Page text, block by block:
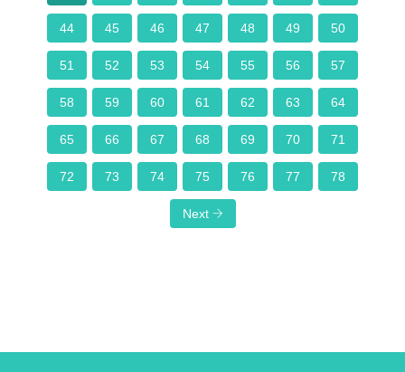
44 45 46 47 48 49 50
51 52 53 54 55 56 57
58 59 60 61 62 63 64
65 66 67 68 69 70 71
72 73 74 75 76 77 78
Next